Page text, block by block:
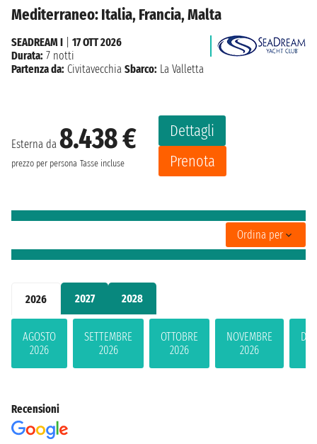
2026 2027 2028
AGOSTO
2026
SETTEMBRE
2026
OTTOBRE
2026
NOVEMBRE
2026
Mediterraneo: Italia, Francia, Malta
Esterna da 8.438 €
prezzo per persona Tasse incluse
Dettagli
Prenota
SEADREAM I
17 OTT 2026
Durata: 7 notti
Partenza da: Civitavecchia Sbarco: La Valletta
Ordina per
Recensioni